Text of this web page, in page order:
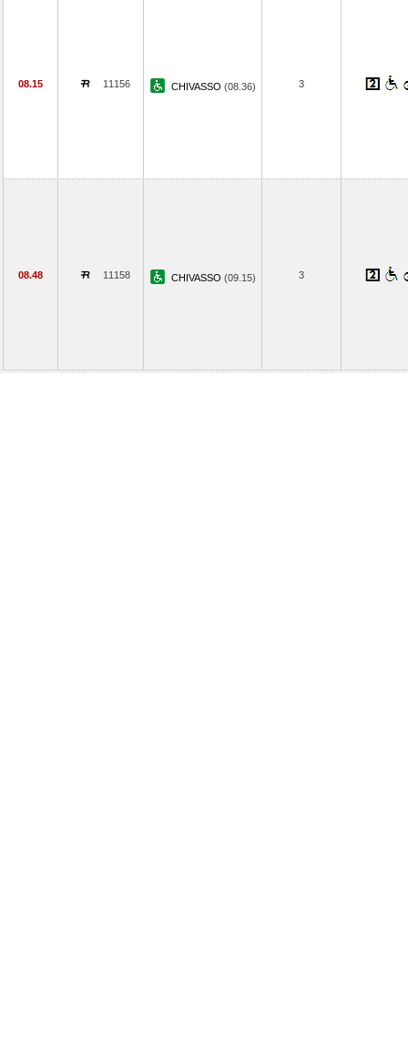
08.15 11156 CHIVASSO (08.36) 3
08.48 11158 CHIVASSO (09.15) 3